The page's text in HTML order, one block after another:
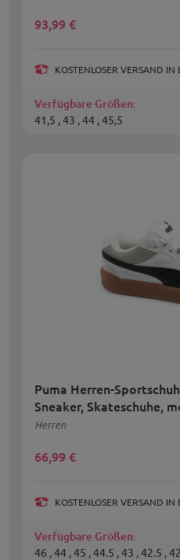
93,99 €
KOSTENLOSER VERSAND
Verfügbare Größen:
41,5 , 43 , 44 , 45,5
Puma Herren-
Sneaker, Skateschuhe,
Herren
66,99 €
KOSTENLOSER VERSAND
Verfügbare Größen:
46 , 44 , 45 , 44.5 , 43 , 42.5 ,